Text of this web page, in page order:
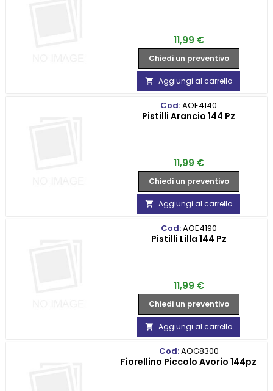
Prezzo
11,99 €
Chiedi un preventivo
 Aggiungi al carrello
Cod:AOE4140
Pistilli Arancio 144 Pz
Prezzo
11,99 €
Chiedi un preventivo
 Aggiungi al carrello
Cod:AOE4190
Pistilli Lilla 144 Pz
Prezzo
11,99 €
Chiedi un preventivo
 Aggiungi al carrello
Cod:AOG8300
Fiorellino Piccolo Avorio 144pz